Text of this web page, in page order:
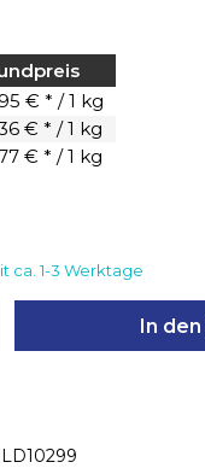
€ * / 1 kg
€ * / 1 kg
€ * / 1 kg
ca. 1-3 Werktage
In den
LD10299